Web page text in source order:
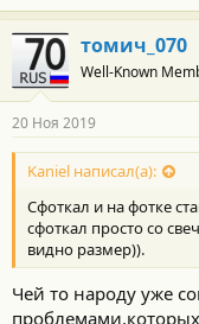
томич_070
Well-Known
20 Ноя 2019
Kaniel написал(а):
Сфоткал и на фотке
сфоткал просто со
видно размер)).
Чей то народу уже